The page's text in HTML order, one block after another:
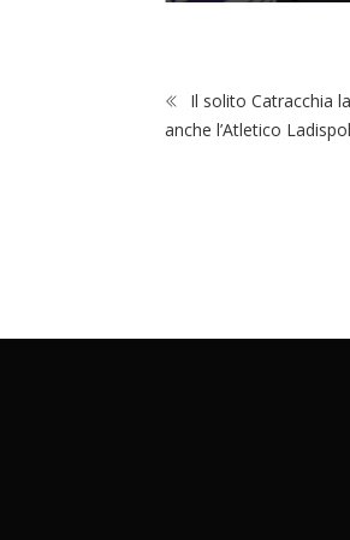
Il solito Catracchia
anche l’Atletico